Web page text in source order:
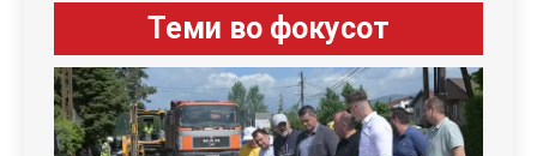
Теми во фокусот